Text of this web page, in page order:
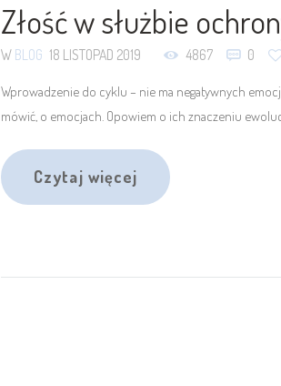
Złość w służbie
W BLOG 18 LISTOPAD 2019 4867 0
Wprowadzenie do cyklu – nie ma negatywnych
mówić, o emocjach. Opowiem o ich znaczeniu
Czytaj więcej